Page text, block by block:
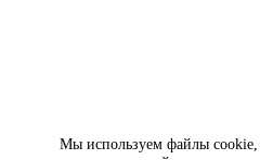
Мы используем файлы cookie,